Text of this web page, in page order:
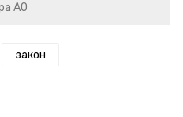
АО
закон